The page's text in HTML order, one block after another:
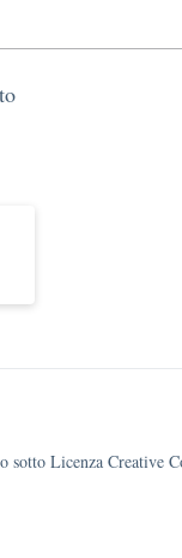
sotto Licenza Creative